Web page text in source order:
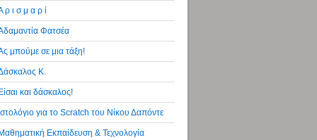
ρ ι σ μ α ρ ί
Φατσέα
μπούμε σε μια τάξη!
Κ.
και δάσκαλος!
για το Scratch του Νίκου Δαπόντε
Εκπαίδευση & Τεχνολογία